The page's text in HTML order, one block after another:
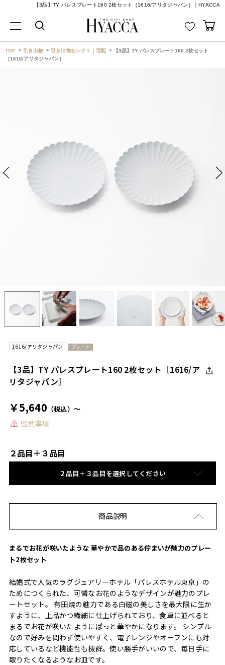
【3品】TY パレスプレート160 2枚セット［1616/アリタジャパン］｜HYACCA
TOP 引き出物 引き出物セレクト｜宅配
【3品】TY パレスプレート160 2枚セット
［1616/アリタジャパン］
1616/アリタジャパン プレート
【3品】TY パレスプレート160 2枚セット［1616/ア
リタジャパン］
￥5,640 （税込）～
留意事項
２品目＋３品目
２品目＋３品目を選択してください
商品説明
まるでお花が咲いたような 華やかで品のある佇まいが魅力のプレー
ト2枚セット
結婚式で人気のラグジュアリーホテル「パレスホテル東京」の
ためにつくられた、可憐なお花のようなデザインが魅力のプレ
ートセット。 有田焼の魅力である白磁の美しさを最大限に生か
すように、上品かつ繊細に仕上げられており、食卓に並べると
まるでお花が咲いたようにぱっと華やかになります。 シンプル
なので好みを問わず使いやすく、電子レンジやオーブンにも対
応しているなど機能性も抜群。使い勝手がいいので、毎日手に
取りたくなるようなお皿です。